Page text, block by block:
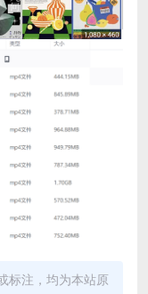
标注，均为本站原